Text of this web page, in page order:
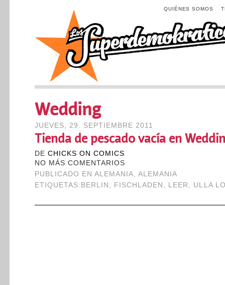
QUIÉNES SOMOS
Wedding
JUEVES, 29. SEPTIEMBRE 2011
Tienda de pescado vacía en
DE CHICKS ON COMICS
NO MÁS COMENTARIOS
PUBLICADO EN ALEMANIA,ALEMANIA
ETIQUETAS: BERLIN , FISCHLADEN , LEER , ULLA